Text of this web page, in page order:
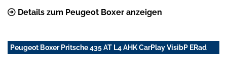
Details zum Peugeot Boxer anzeigen
Peugeot Boxer Pritsche 435 AT L4 AHK CarPlay VisibP ERad